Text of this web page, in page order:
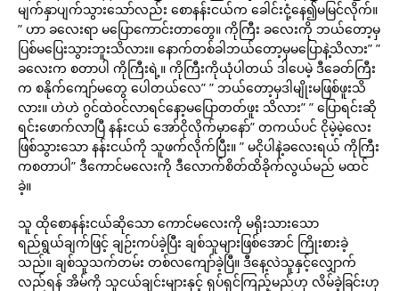
မျက်နှာပျက်သွားသော်လည်း စောနန်းငယ်က ခေါင်းငုံ့နေ၍မမြင်လိုက်။
” ဟာ ခလေးရာ မပြောကောင်းတာတွေ။ ကိုကြီး ခလေးကို ဘယ်တော့မှ
ပြစ်မပြေးသွားဘူးသိလား။ နောက်တစ်ခါဘယ်တော့မှမပြောနဲ့သိလား” ”
ခလေးက စတာပါ ကိုကြီးရဲ့။ ကိုကြီးကိုယုံပါတယ် ဒါပေမဲ့ ဒီခေတ်ကြီး
က စနိုက်ကျော်မတွေ ပေါတယ်လေ” ” ဘယ်တော့မှဒါမျိုးမဖြစ်ဖူးသိ
လား။ ဟဲဟဲ ဂွင်ထဲဝင်လာရင်နော့မပြောတတ်ဖူး သိလား” ” ပြောရင်းဆို
ရင်းဖောက်လာပြီ နန်းငယ် အော်ငိုလိုက်မှာနော်” တကယ်ပင် ငိုမဲ့မဲ့လေး
ဖြစ်သွားသော နန်းငယ်ကို သူဖက်လိုက်ပြီး။ ” မငိုပါနဲ့ခလေးရယ် ကိုကြီး
ကစတာပါ” ဒီကောင်မလေးကို ဒီလောက်စိတ်ထိခိုက်လွယ်မည် မထင်
ခဲ့။
သူ ထိုစောနန်းငယ်ဆိုသော ကောင်မလေးကို မရိုးသားသော
ရည်ရွယ်ချက်ဖြင့် ချဉ်းကပ်ခဲ့ပြီး ချစ်သူများဖြစ်အောင် ကြိုးစားခဲ့
သည်။ ချစ်သူသက်တမ်း တစ်လကျော်ခဲ့ပြီ။ ဒီနေ့လဲသူနှင့်လျှောက်
လည်ရန် အိမ်ကို သူငယ်ချင်းများနှင့် ရုပ်ရှင်ကြည့်မည်ဟု လိမ်ခဲ့ခြင်းဟု